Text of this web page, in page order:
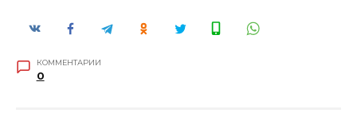
КОММЕНТАРИИ
0